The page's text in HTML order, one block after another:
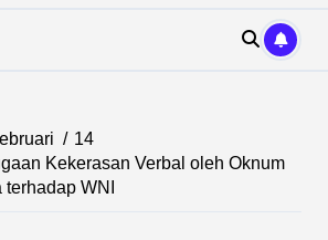
14
Kekerasan Verbal oleh Oknum
WNI